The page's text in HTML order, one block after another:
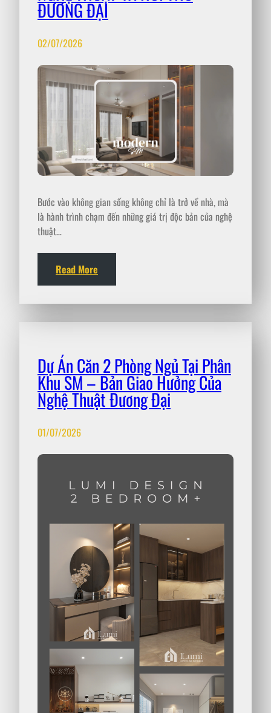
ĐƯƠNG ĐẠI
02/07/2026
Bước vào không gian sống không chỉ là trở về nhà, mà
là hành trình chạm đến những giá trị độc bản của nghệ
thuật…
Read More
Dự Án Căn 2 Phòng Ngủ Tại Phân
Khu SM – Bản Giao Hưởng Của
Nghệ Thuật Đương Đại
01/07/2026